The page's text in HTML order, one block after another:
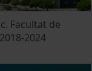
Facultat de
2024